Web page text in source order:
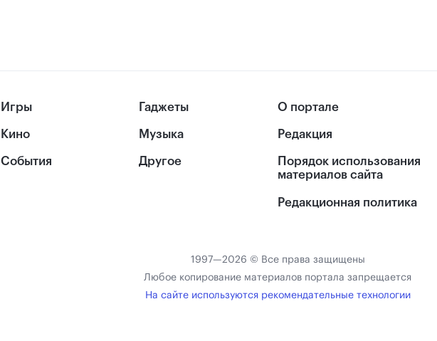
Игры
Кино
События
Гаджеты
Музыка
Другое
О портале
Редакция
Порядок использования
материалов сайта
Редакционная политика
1997—2026 © Все права защищены
Любое копирование материалов портала запрещается
На сайте используются рекомендательные технологии